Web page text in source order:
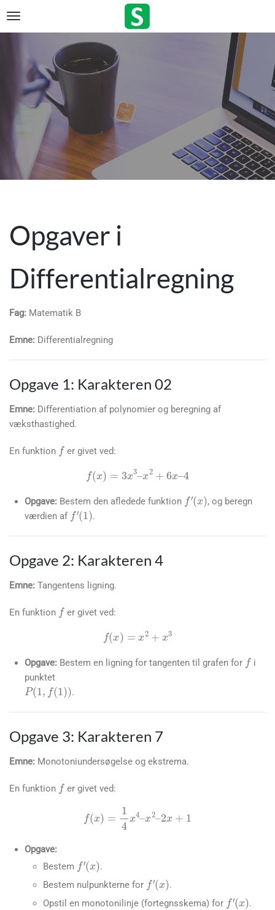
Opgaver i
Differentialregning
Fag: Matematik B
Emne: Differentialregning
Opgave 1: Karakteren 02
Emne: Differentiation af polynomier og beregning af
væksthastighed.
En funktion er givet ved:
f(x)=3x3–x2+6x –4
Opgave: Bestem den afledede funktion
f′( x
, og beregn
værdien af
f′(1)
.
Opgave 2: Karakteren 4
Emne: Tangentens ligning.
En funktion er givet ved:
f(x)=x2+x3
Opgave: Bestem en ligning for tangenten til grafen for
i
punktet
P(1,f 1
.
Opgave 3: Karakteren 7
Emne: Monotoniundersøgelse og ekstrema.
En funktion er givet ved:
Opgave:
Bestem
f′( x
.
Bestem nulpunkterne for
f′( x
.
Opstil en monotonilinje (fortegnsskema) for
f′( x
.